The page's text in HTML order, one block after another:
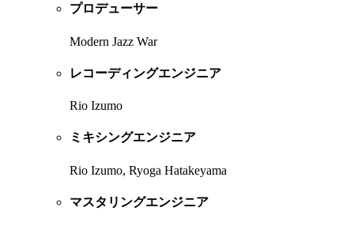
プロデューサー
Modern Jazz War
レコーディングエンジニア
Rio Izumo
ミキシングエンジニア
Rio Izumo, Ryoga Hatakeyama
マスタリングエンジニア